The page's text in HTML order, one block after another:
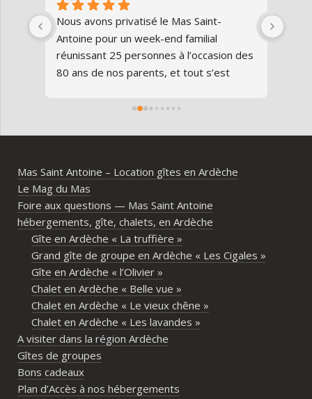
Nous avons privatisé le Mas Saint-
Antoine pour un week-end familial
réunissant 25 personnes à l’occasion des
80 ans de nos parents, et tout s’est
domaine est superbe, très bien
différents gîtes permettent à chacun
d’avoir son espace tout en gardant un
vrai lieu de rassemblement pour
partager les repas et les activités.Un
immense merci également aux
propriétaires pour leur disponibilité, leur
écoute et leur gentillesse tout au long de
l’organisation. Nous avons été très bien
accompagnés avant le week-end avec de
nombreux conseils utiles, aussi bien pour
les prestataires que pour l’organisation
générale de l’événement.Tout a été
simple, fluide et agréable. Les
Mas Saint Antoine – Location gîtes en Ardèche
Le Mag du Mas
Foire aux questions — Mas Saint Antoine
hébergements, gîte, chalets, en Ardèche
Gîte en Ardèche « La truffière »
Grand gîte de groupe en Ardèche « Les Cigales »
Gîte en Ardèche « l’Olivier »
Chalet en Ardèche « Belle vue »
Chalet en Ardèche « Le vieux chêne »
Chalet en Ardèche « Les lavandes »
A visiter dans la région Ardèche
Gîtes de groupes
Bons cadeaux
Plan d’Accès à nos hébergements